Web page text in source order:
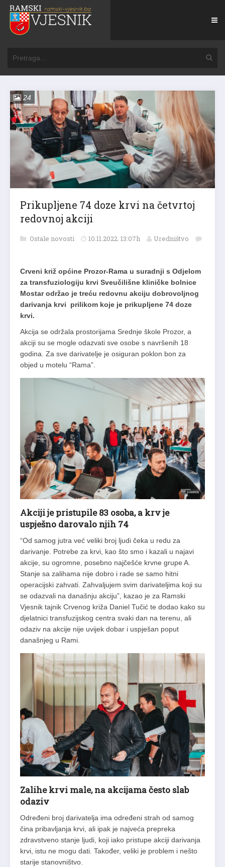
24
Prikupljene 74 doze krvi na četvrtoj
redovnoj akciji
Ostale novosti 10.11.2022. 13:07h Uredništvo
Crveni križ općine Prozor-Rama u suradnji s Odjelom
za transfuziologiju krvi Sveučilišne kliničke bolnice
Mostar održao je treću redovnu akciju dobrovoljnog
darivanja krvi prilikom koje je prikupljene 74 doze
krvi.
Akcija se održala prostorijama Srednje škole Prozor, a
akciji su se mogle odazvati sve osobe s navršenih 18
godina. Za sve darivatelje je osiguran poklon bon za
objed u motelu “Rama”.
Akciji je pristupile 83 osoba, a krv je
uspješno darovalo njih 74
“Od samog jutra već veliki broj ljudi čeka u redu za
darivanje. Potrebe za krvi, kao što smo i kazali u najavi
akcije, su ogromne, posebno najčešće krvne grupe A.
Stanje sa zalihama nije dobro i rade se samo hitni
operacijski zahvati. Zahvaljujem svim darivateljima koji su
se odazvali na današnju akciju”, kazao je za Ramski
Vjesnik tajnik Crvenog križa Daniel Tučić te dodao kako su
djelatnici transfuzijskog centra svaki dan na terenu, ali
odaziv na akcije nije uvijek dobar i uspješan poput
današnjeg u Rami.
Zalihe krvi male, na akcijama često slab
odaziv
Određeni broj darivatelja ima određeni strah od samog
čina pribavljanja krvi, ali ipak je najveća prepreka
zdravstveno stanje ljudi, koji iako pristupe akciji darivanja
krvi, istu ne mogu dati. Također, veliki je problem i nešto
starije stanovništvo.